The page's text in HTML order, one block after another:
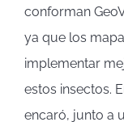
conforman
ya que los
implementar
estos insectos.
encaró, junto a